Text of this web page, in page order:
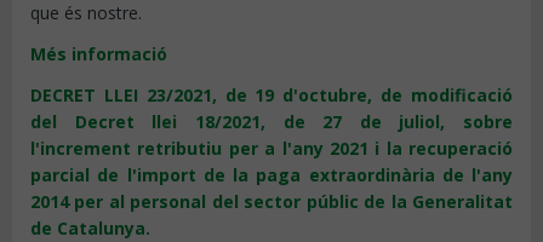
que és nostre.
Més informació
DECRET LLEI 23/2021, de 19 d'octubre, de modificació
del Decret llei 18/2021, de 27 de juliol, sobre
l'increment retributiu per a l'any 2021 i la recuperació
parcial de l'import de la paga extraordinària de l'any
2014 per al personal del sector públic de la Generalitat
de Catalunya.